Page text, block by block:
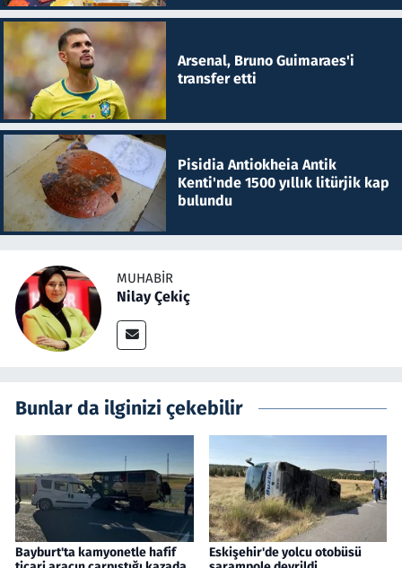
Arsenal, Bruno Guimaraes'i
transfer etti
Pisidia Antiokheia Antik
Kenti'nde 1500 yıllık litürjik kap
bulundu
MUHABIR
Nilay Çekiç
Bunlar da ilginizi çekebilir
Bayburt'ta kamyonetle hafif
Eskişehir'de yolcu otobüsü